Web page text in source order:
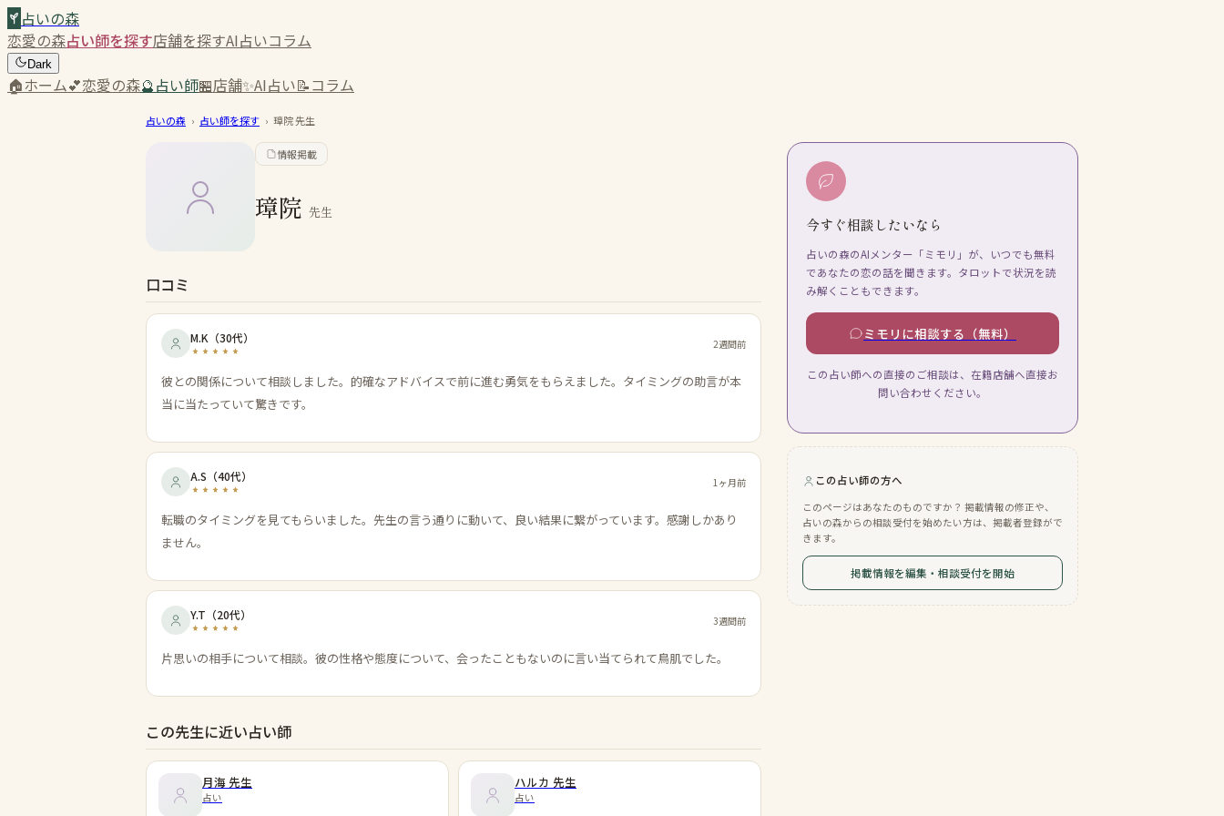
占いの森
恋愛の森占い師を探す店舗を探すAI占いコラム
Dark
🏠ホーム💕恋愛の森🔮占い師🏪店舗✨AI占い📝コラム
占いの森 › 占い師を探す › 璋院先生
情報掲載
璋院 先生
口コミ
M.K （30代） 2週間前
彼との関係について相談しました。的確なアドバイスで前に進む勇気をもらえました。タイミングの助言が本
当に当たっていて驚きです。
A.S （40代） 1ヶ月前
転職のタイミングを見てもらいました。先生の言う通りに動いて、良い結果に繋がっています。感謝しかあり
ません。
Y.T （20代） 3週間前
片思いの相手について相談。彼の性格や態度について、会ったこともないのに言い当てられて鳥肌でした。
この先生に近い占い師
月海 先生
占い
ハルカ 先生
占い
今すぐ相談したいなら
占いの森のAIメンター「ミモリ」が、いつでも無料
であなたの恋の話を聞きます。タロットで状況を読
み解くこともできます。
ミモリに相談する（無料）
この占い師への直接のご相談は、在籍店舗へ直接お
問い合わせください。
この占い師の方へ
このページはあなたのものですか？ 掲載情報の修正や、
占いの森からの相談受付を始めたい方は、掲載者登録がで
きます。
掲載情報を編集・相談受付を開始